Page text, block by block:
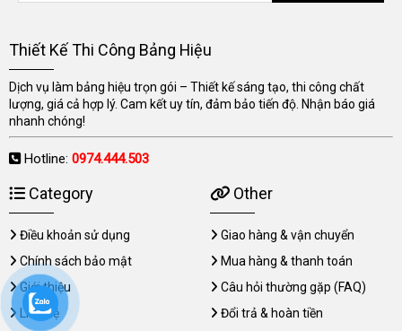
Thiết Kế Thi Công Bảng Hiệu
Dịch vụ làm bảng hiệu trọn gói – Thiết kế sáng tạo, thi công chất
lượng, giá cả hợp lý. Cam kết uy tín, đảm bảo tiến độ. Nhận báo giá
nhanh chóng!
Hotline: 0974.444.503
Category
Điều khoản sử dụng
Chính sách bảo mật
Giới thiệu
Liên hệ
Other
Giao hàng & vận chuyển
Mua hàng & thanh toán
Câu hỏi thường gặp (FAQ)
Đổi trả & hoàn tiền